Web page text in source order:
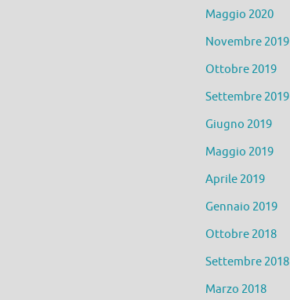
Maggio 2020
Novembre 2019
Ottobre 2019
Settembre 2019
Giugno 2019
Maggio 2019
Aprile 2019
Gennaio 2019
Ottobre 2018
Settembre 2018
Marzo 2018